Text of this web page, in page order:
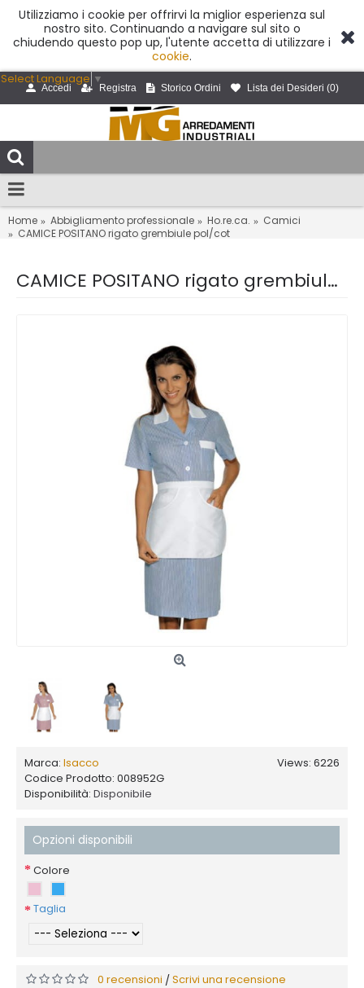
Utilizziamo i cookie per offrirvi la miglior esperienza sul
nostro sito. Continuando a navigare sul sito o
chiudendo questo pop up, l'utente accetta di utilizzare i
cookie.
Select Language ▼
Accedi Registra Storico Ordini Lista dei Desideri (0)
Home Abbigliamento professionale Ho.re.ca.
Camici
CAMICE POSITANO rigato grembiule pol/cot
CAMICE POSITANO rigato grembiule pol/cot
Views: 6226
Marca: Isacco
Codice Prodotto: 008952G
Disponibilità: Disponibile
Opzioni disponibili
Colore
Taglia
0 recensioni /Scrivi una recensione